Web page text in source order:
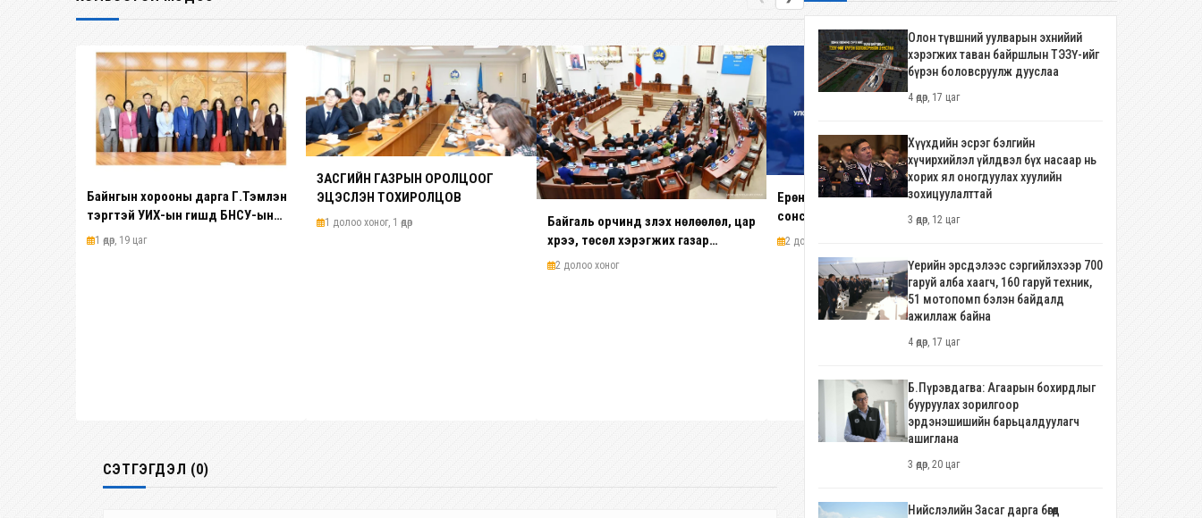
Байнгын хорооны дарга Г.Тэмүүлэн
тэргүүтэй УИХ-ын гишүүд БНСУ-ын
Үндэсний Ассамблейн гишүүдийг
1 өдөр, 19 цаг
ЗАСГИЙН ГАЗРЫН ОРОЛЦООГ
ЭЦЭСЛЭН ТОХИРОЛЦОВ
1 долоо хоног, 1 өдөр
Байгаль орчинд үзүүлэх нөлөөлөл, цар
хүрээ, төсөл хэрэгжих газар
нутгийн байршил, хүчин чадлыг
2 долоо хоног
Ерөнхий хяналтын хоёр удаагийн
сонсголд 345 хүн оролцжээ
2 долоо хоног
Монгол Улс анх удаа ЮНЕСКО-
Дэлхийн өвийн хорооны 48
СЭТГЭГДЭЛ (0)
Олон түвшний уулварын эхнийий
хэрэгжих таван байршлын ТЭЗҮ-ийг
бүрэн боловсруулж дууслаа
4 өдөр, 17 цаг
Хүүхдийн эсрэг бэлгийн
хүчирхийлэл үйлдвэл бүх насаар нь
хорих ял оногдуулах хуулийн
зохицуулалттай
3 өдөр, 12 цаг
Үерийн эрсдэлээс сэргийлэхээр 700
гаруй алба хаагч, 160 гаруй техник,
51 мотопомп бэлэн байдалд
ажиллаж байна
4 өдөр, 17 цаг
Б.Пүрэвдагва: Агаарын бохирдлыг
бууруулах зорилгоор
эрдэнэшишийн барьцалдуулагч
ашиглана
3 өдөр, 20 цаг
Нийслэлийн Засаг дарга бөгөөд